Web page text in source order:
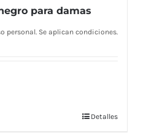
para damas
personal. Se aplican condiciones.
Detalles